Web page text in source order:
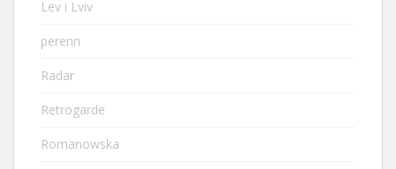
Lev i Lviv
perenn
Radar
Retrogarde
Romanowska